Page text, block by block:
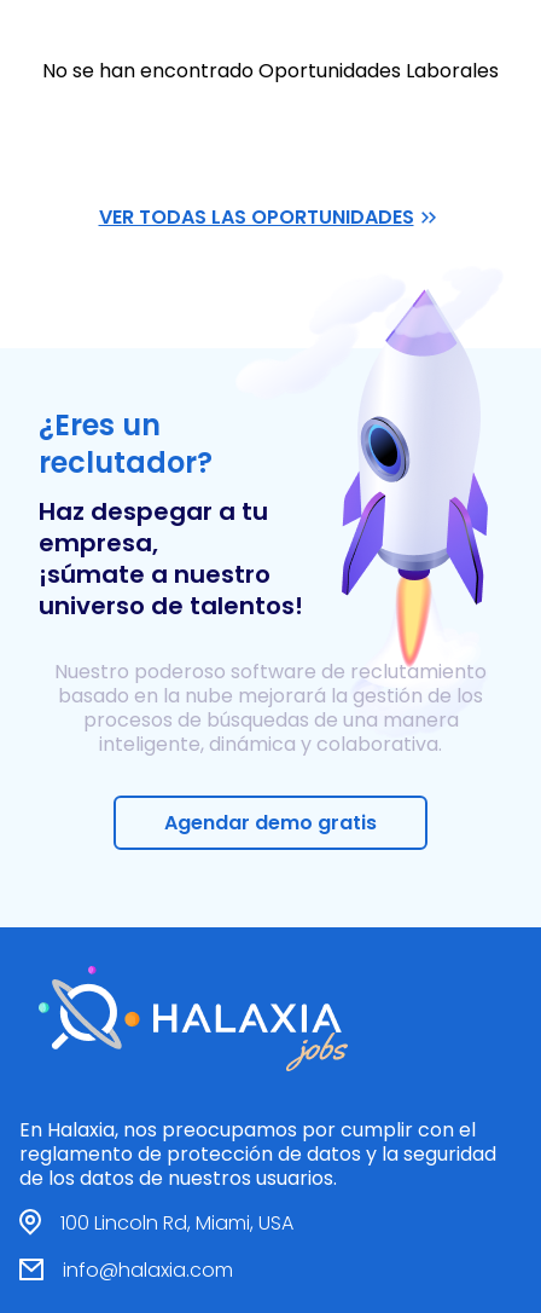
No se han encontrado Oportunidades Laborales
VER TODAS LAS OPORTUNIDADES
¿Eres un
reclutador?
Haz despegar a tu
empresa,
¡súmate a nuestro
universo de talentos!
Nuestro poderoso software de reclutamiento
basado en la nube mejorará la gestión de los
procesos de búsquedas de una manera
inteligente, dinámica y colaborativa.
Agendar demo gratis
En Halaxia, nos preocupamos por cumplir con el
reglamento de protección de datos y la seguridad
de los datos de nuestros usuarios.
100 Lincoln Rd, Miami, USA
info@halaxia.com